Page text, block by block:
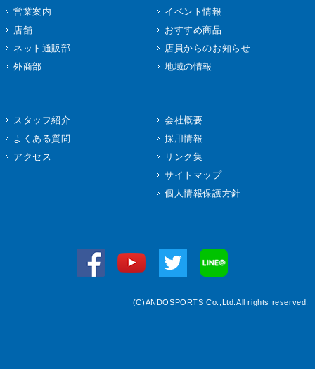
営業案内
店舗
ネット通販部
外商部
イベント情報
おすすめ商品
店員からのお知らせ
地域の情報
スタッフ紹介
よくある質問
アクセス
会社概要
採用情報
リンク集
サイトマップ
個人情報保護方針
(C)ANDOSPORTS Co.,Ltd.All rights reserved.